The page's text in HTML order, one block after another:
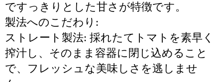
ですっきりとした甘さが特徴です。
製法へのこだわり:
ストレート製法: 採れたてトマトを素早く
搾汁し、そのまま容器に閉じ込めること
で、フレッシュな美味しさを逃しませ